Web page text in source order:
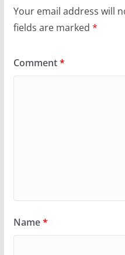
Your email address will
fields are marked *
Comment*
Name*